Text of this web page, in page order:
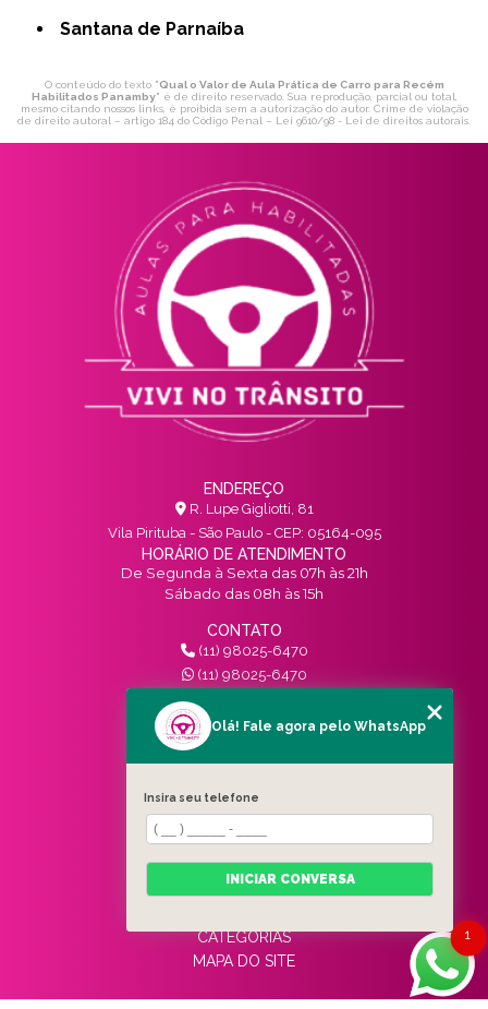
Santana de Parnaíba
O conteúdo do texto "Qual o Valor de Aula Prática de Carro para Recém
Habilitados Panamby" é de direito reservado. Sua reprodução, parcial ou total,
mesmo citando nossos links, é proibida sem a autorização do autor. Crime de violação
de direito autoral – artigo 184 do Código Penal – Lei 9610/98 - Lei de direitos autorais.
ENDEREÇO
R. Lupe Gigliotti, 81
Vila Pirituba - São Paulo - CEP: 05164-095
HORÁRIO DE ATENDIMENTO
De Segunda à Sexta das 07h às 21h
Sábado das 08h às 15h
CONTATO
(11) 98025-6470
(11) 98025-6470
contato@vivinotransito.com.br
SIGA-NOS!
MENU
HOME
QUEM SOMOS
SERVIÇOS
BLOG
CATEGORIAS
MAPA DO SITE
1
Olá! Fale agora pelo WhatsApp
Insira seu telefone
INICIAR CONVERSA